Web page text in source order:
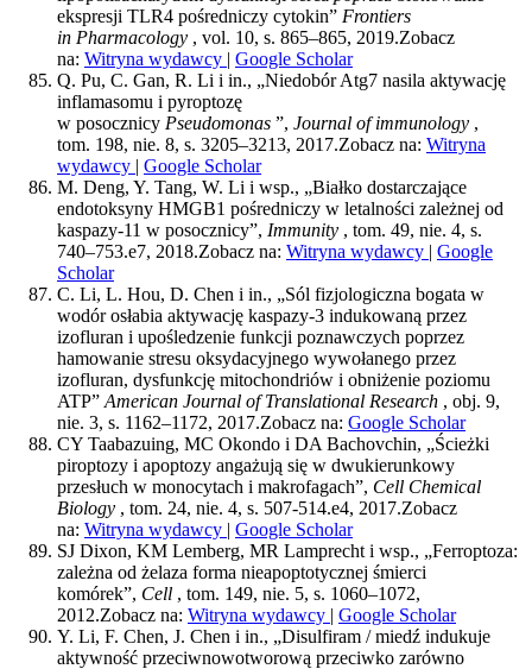
ekspresji TLR4 pośredniczy cytokin” Frontiers
in Pharmacology , vol. 10, s. 865–865, 2019.Zobacz
na: Witryna wydawcy | Google Scholar
Q. Pu, C. Gan, R. Li i in., „Niedobór Atg7 nasila aktywację
inflamasomu i pyroptozę
w posocznicy Pseudomonas ”, Journal of immunology ,
tom. 198, nie. 8, s. 3205–3213, 2017.Zobacz na: Witryna
wydawcy | Google Scholar
M. Deng, Y. Tang, W. Li i wsp., „Białko dostarczające
endotoksyny HMGB1 pośredniczy w letalności zależnej od
kaspazy-11 w posocznicy”, Immunity , tom. 49, nie. 4, s.
740–753.e7, 2018.Zobacz na: Witryna wydawcy | Google
Scholar
C. Li, L. Hou, D. Chen i in., „Sól fizjologiczna bogata w
wodór osłabia aktywację kaspazy-3 indukowaną przez
izofluran i upośledzenie funkcji poznawczych poprzez
hamowanie stresu oksydacyjnego wywołanego przez
izofluran, dysfunkcję mitochondriów i obniżenie poziomu
ATP” American Journal of Translational Research , obj. 9,
nie. 3, s. 1162–1172, 2017.Zobacz na: Google Scholar
CY Taabazuing, MC Okondo i DA Bachovchin, „Ścieżki
piroptozy i apoptozy angażują się w dwukierunkowy
przesłuch w monocytach i makrofagach”, Cell Chemical
Biology , tom. 24, nie. 4, s. 507-514.e4, 2017.Zobacz
na: Witryna wydawcy | Google Scholar
SJ Dixon, KM Lemberg, MR Lamprecht i wsp., „Ferroptoza:
zależna od żelaza forma nieapoptotycznej śmierci
komórek”, Cell , tom. 149, nie. 5, s. 1060–1072,
2012.Zobacz na: Witryna wydawcy | Google Scholar
Y. Li, F. Chen, J. Chen i in., „Disulfiram / miedź indukuje
aktywność przeciwnowotworową przeciwko zarówno